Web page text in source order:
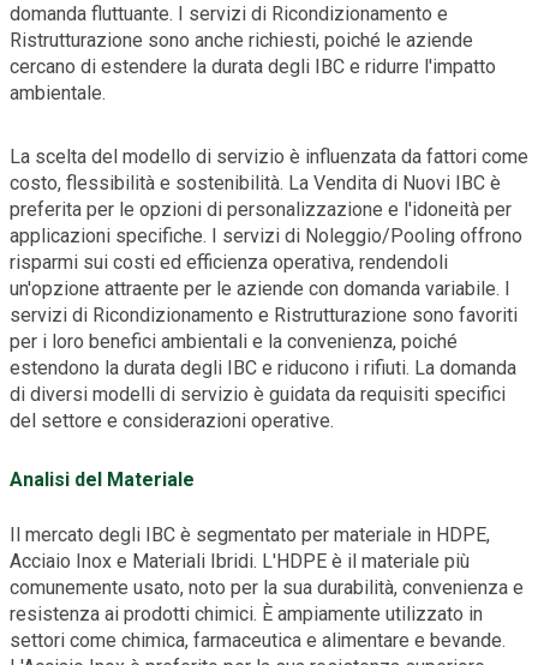
domanda fluttuante. I servizi di Ricondizionamento e
Ristrutturazione sono anche richiesti, poiché le aziende
cercano di estendere la durata degli IBC e ridurre l'impatto
ambientale.
La scelta del modello di servizio è influenzata da fattori come
costo, flessibilità e sostenibilità. La Vendita di Nuovi IBC è
preferita per le opzioni di personalizzazione e l'idoneità per
applicazioni specifiche. I servizi di Noleggio/Pooling offrono
risparmi sui costi ed efficienza operativa, rendendoli
un'opzione attraente per le aziende con domanda variabile. I
servizi di Ricondizionamento e Ristrutturazione sono favoriti
per i loro benefici ambientali e la convenienza, poiché
estendono la durata degli IBC e riducono i rifiuti. La domanda
di diversi modelli di servizio è guidata da requisiti specifici
del settore e considerazioni operative.
Analisi del Materiale
Il mercato degli IBC è segmentato per materiale in HDPE,
Acciaio Inox e Materiali Ibridi. L'HDPE è il materiale più
comunemente usato, noto per la sua durabilità, convenienza e
resistenza ai prodotti chimici. È ampiamente utilizzato in
settori come chimica, farmaceutica e alimentare e bevande.